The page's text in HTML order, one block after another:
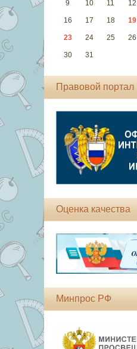
9 10 11 12
16 17 18 19
23 24 25 26
30 31
Правовой портал
Оценка качества
Минпрос РФ